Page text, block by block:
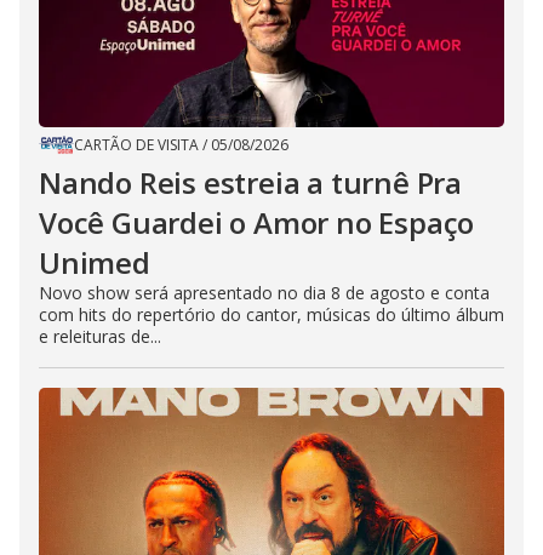
CARTÃO DE VISITA/ 05/08/2026
Nando Reis estreia a turnê Pra
Você Guardei o Amor no Espaço
Unimed
Novo show será apresentado no dia 8 de agosto e conta
com hits do repertório do cantor, músicas do último álbum
e releituras de...